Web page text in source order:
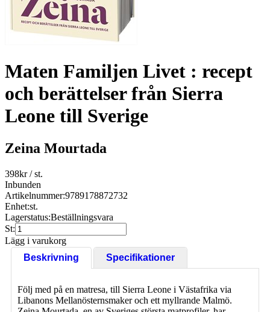
Maten Familjen Livet : recept
och berättelser från Sierra
Leone till Sverige
Zeina Mourtada
398kr/ st.
Inbunden
Artikelnummer:9789178872732
Enhet:st.
Lagerstatus:Beställningsvara
St:
Lägg i varukorg
Beskrivning
Specifikationer
Följ med på en matresa, till Sierra Leone i Västafrika via
Libanons Mellanösternsmaker och ett myllrande Malmö.